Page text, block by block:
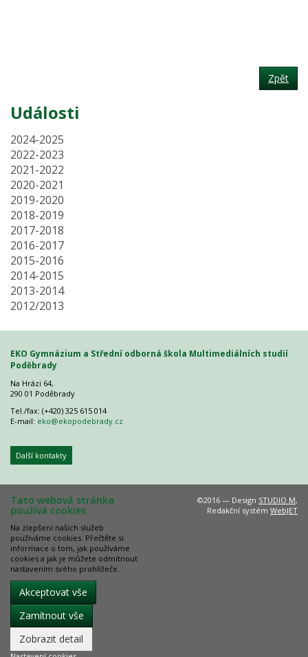
Zpět
Události
2024-2025
2022-2023
2021-2022
2020-2021
2019-2020
2018-2019
2017-2018
2016-2017
2015-2016
2014-2015
2013-2014
2012/2013
EKO Gymnázium a Střední odborná škola Multimediálních studií
Poděbrady
Na Hrázi 64,
290 01 Poděbrady
Tel./fax: (+420) 325 615 014
E-mail: eko@ekopodebrady.cz
Další kontakty
Tato webová stránka
používá cookies
Na zlepšení našich služeb
používáme cookies. Přečtěte si
informace o tom, jak používáme
cookies a jak je můžete odmítnout
nastavením svého prohlížeče.
Akceptovat vše
Zamítnout vše
Zobrazit detail
©2016 — Design STUDIO M,
Redakční systém WebJET